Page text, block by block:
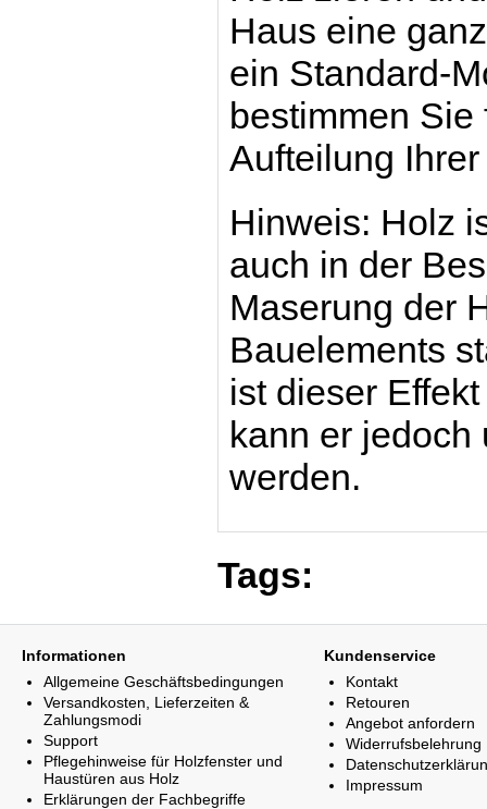
Haus eine
ein Standard-
bestimmen
Aufteilung
Hinweis: Holz
auch in der
Maserung der
Bauelements
ist dieser
kann er jedoch
werden.
Tags:
Informationen
Allgemeine Geschäftsbedingungen
Versandkosten, Lieferzeiten &
Zahlungsmodi
Support
Pflegehinweise für Holzfenster und
Haustüren aus Holz
Erklärungen der Fachbegriffe
Kundenservice
Kontakt
Retouren
Angebot anfordern
Widerrufsbelehrung
Impressum